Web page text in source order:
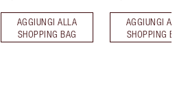
AGGIUNGI ALLA
SHOPPING BAG
AGGIUNGI
SHOPPING